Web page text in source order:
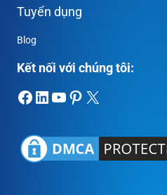
Tuyển dụng
Blog
Kết nối với chúng tôi:
Facebook
LinkedIn
Youtube
Pinterest
X